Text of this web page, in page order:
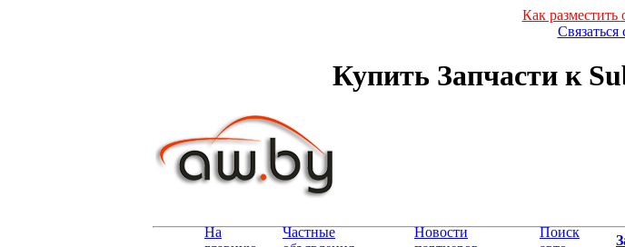
Как разместить
Связаться
Купить Запчасти к
На
Частные
Новости
Поиск